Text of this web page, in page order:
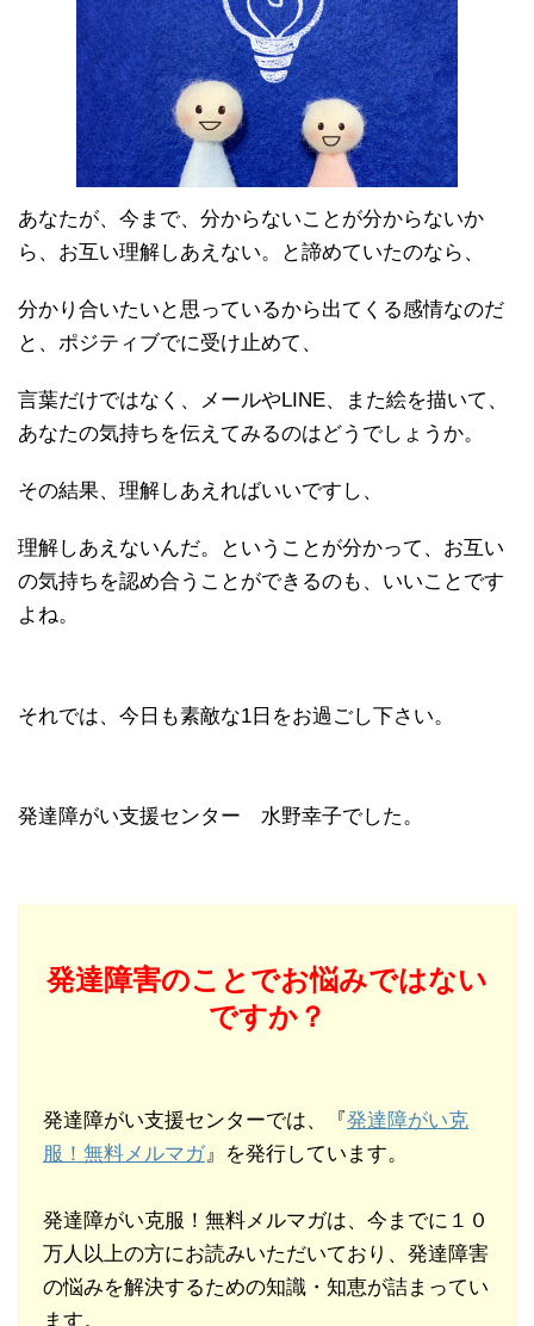
あなたが、今まで、分からないことが分からないか
ら、お互い理解しあえない。と諦めていたのなら、
分かり合いたいと思っているから出てくる感情なのだ
と、ポジティブでに受け止めて、
言葉だけではなく、メールやLINE、また絵を描いて、
あなたの気持ちを伝えてみるのはどうでしょうか。
その結果、理解しあえればいいですし、
理解しあえないんだ。ということが分かって、お互い
の気持ちを認め合うことができるのも、いいことです
よね。
それでは、今日も素敵な1日をお過ごし下さい。
発達障がい支援センター 水野幸子でした。
発達障害のことでお悩みではない
ですか？
発達障がい支援センターでは、『発達障がい克
服！無料メルマガ』を発行しています。
発達障がい克服！無料メルマガは、今までに１０
万人以上の方にお読みいただいており、発達障害
の悩みを解決するための知識・知恵が詰まってい
ます。